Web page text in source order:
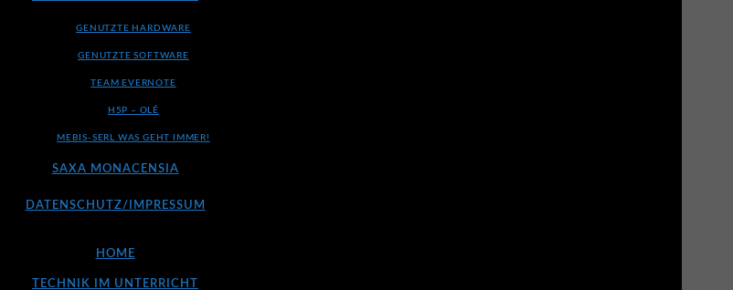
GENUTZTE HARDWARE
GENUTZTE SOFTWARE
TEAM EVERNOTE
H5P – OLÉ
MEBIS-SERL WAS GEHT IMMER!
SAXA MONACENSIA
DATENSCHUTZ/IMPRESSUM
HOME
TECHNIK IM UNTERRICHT